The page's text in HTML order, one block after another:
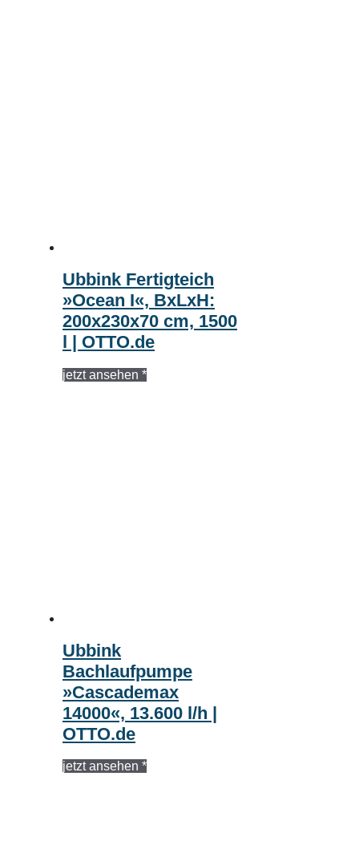
Ubbink Fertigteich
»Ocean I«, BxLxH:
200x230x70 cm, 1500
l | OTTO.de
jetzt ansehen *
Ubbink
Bachlaufpumpe
»Cascademax
14000«, 13.600 l/h |
OTTO.de
jetzt ansehen *